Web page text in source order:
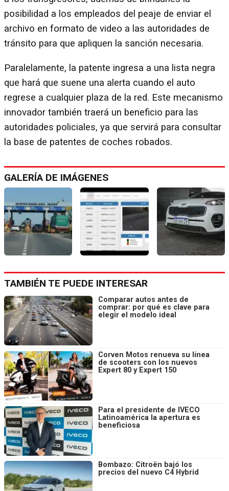
posibilidad a los empleados del peaje de enviar el
archivo en formato de video a las autoridades de
tránsito para que apliquen la sanción necesaria.
Paralelamente, la patente ingresa a una lista negra
que hará que suene una alerta cuando el auto
regrese a cualquier plaza de la red. Este mecanismo
innovador también traerá un beneficio para las
autoridades policiales, ya que servirá para consultar
la base de patentes de coches robados.
GALERÍA DE IMÁGENES
TAMBIÉN TE PUEDE INTERESAR
Comparar autos antes de
comprar: por qué es clave para
elegir el modelo ideal
Corven Motos renueva su línea
de scooters con los nuevos
Expert 80 y Expert 150
Para el presidente de IVECO
Latinoamérica la apertura es
beneficiosa
Bombazo: Citroën bajó los
precios del nuevo C4 Hybrid